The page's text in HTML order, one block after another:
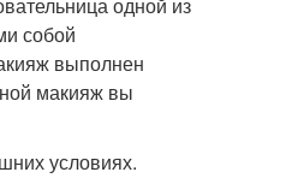
собой
выполнен
макияж вы
условиях.